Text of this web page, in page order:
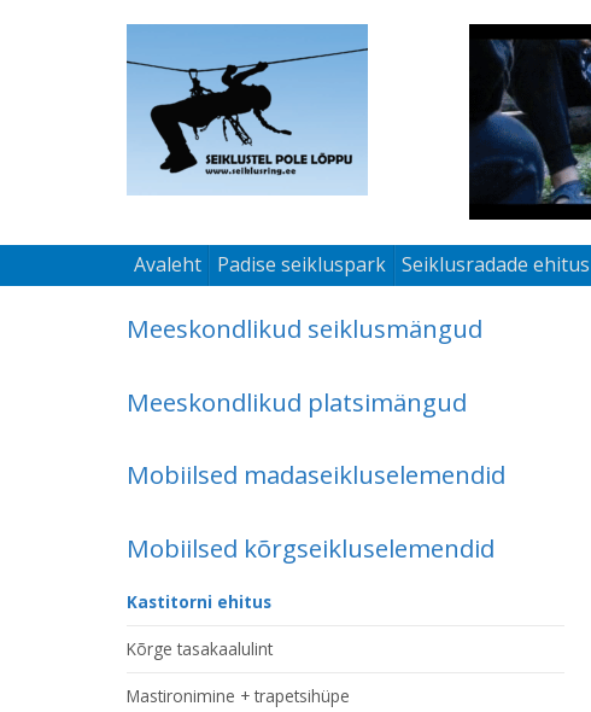
Avaleht Padise seikluspark Seiklusradade ehitus
Meeskondlikud seiklusmängud
Meeskondlikud platsimängud
Mobiilsed madaseikluselemendid
Mobiilsed kõrgseikluselemendid
Kastitorni ehitus
Kõrge tasakaalulint
Mastironimine + trapetsihüpe